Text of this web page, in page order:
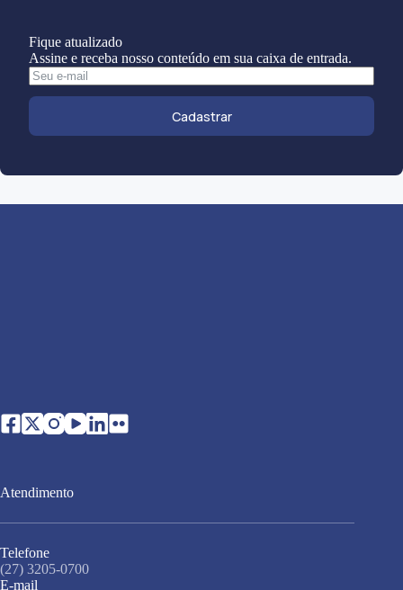
Fique atualizado
Assine e receba nosso conteúdo em sua caixa de entrada.
Cadastrar
Atendimento
Telefone
(27) 3205-0700
E-mail